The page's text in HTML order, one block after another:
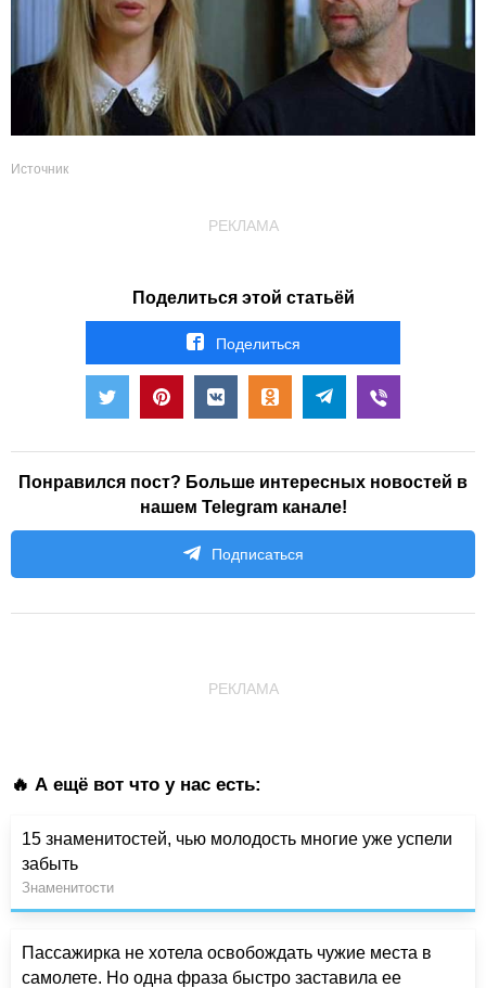
Источник
РЕКЛАМА
Поделиться этой статьёй
Поделиться
Понравился пост? Больше интересных новостей в
нашем Telegram канале!
Подписаться
РЕКЛАМА
🔥 А ещё вот что у нас есть:
15 знаменитостей, чью молодость многие уже успели
забыть
Знаменитости
Пассажирка не хотела освобождать чужие места в
самолете. Но одна фраза быстро заставила ее